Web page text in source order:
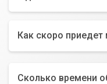
Как скоро приедет
Сколько времени